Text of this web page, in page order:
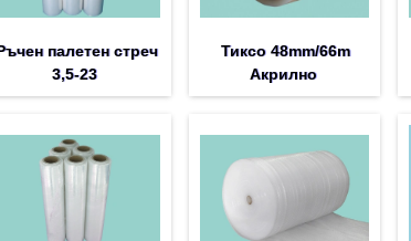
палетен стреч
3,5-23
Тиксо 48mm/66m
Акрилно